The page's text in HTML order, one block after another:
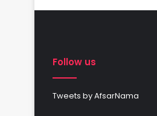
Follow us
Tweets by AfsarNama